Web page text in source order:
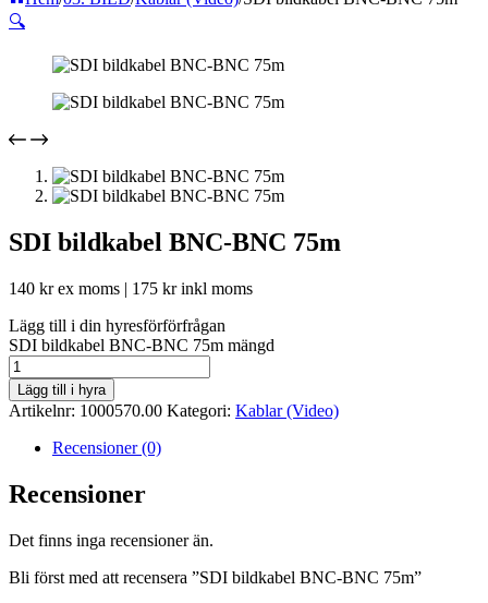
🔍
SDI bildkabel BNC-BNC 75m
140 krex moms | 175 krinkl moms
Lägg till i din hyresförförfrågan
SDI bildkabel BNC-BNC 75m mängd
Lägg till i hyra
Artikelnr: 1000570.00 Kategori: Kablar (Video)
Recensioner (0)
Recensioner
Det finns inga recensioner än.
Bli först med att recensera ”SDI bildkabel BNC-BNC 75m”